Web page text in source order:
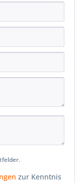
zur Kenntnis